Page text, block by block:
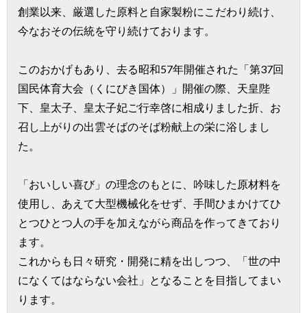
創業以来、厳選した原料と自家製粉にこだわり続け、
今なおその伝統を守り続けております。
このおかげもあり、去る昭和57年開催された「第37回
国民体育大会（くにびき国体）」開催の際、天皇陛
下、皇太子、皇太子妃ご行幸啓に相成りました折、お
召し上がりの出雲そばのそば粉献上の栄に浴しまし
た。
「おいしい喜び」の理念のもとに、吟味した原材料を
使用し、あえて大型機械化をせず、手間ひまかけてひ
とつひとつ人の手を加えながら商品を作ってきており
ます。
これからも日々研究・開発に精を出しつつ、「世の中
になくてはならない会社」となることを目指してまい
ります。